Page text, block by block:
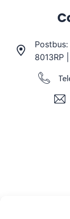
8013RP